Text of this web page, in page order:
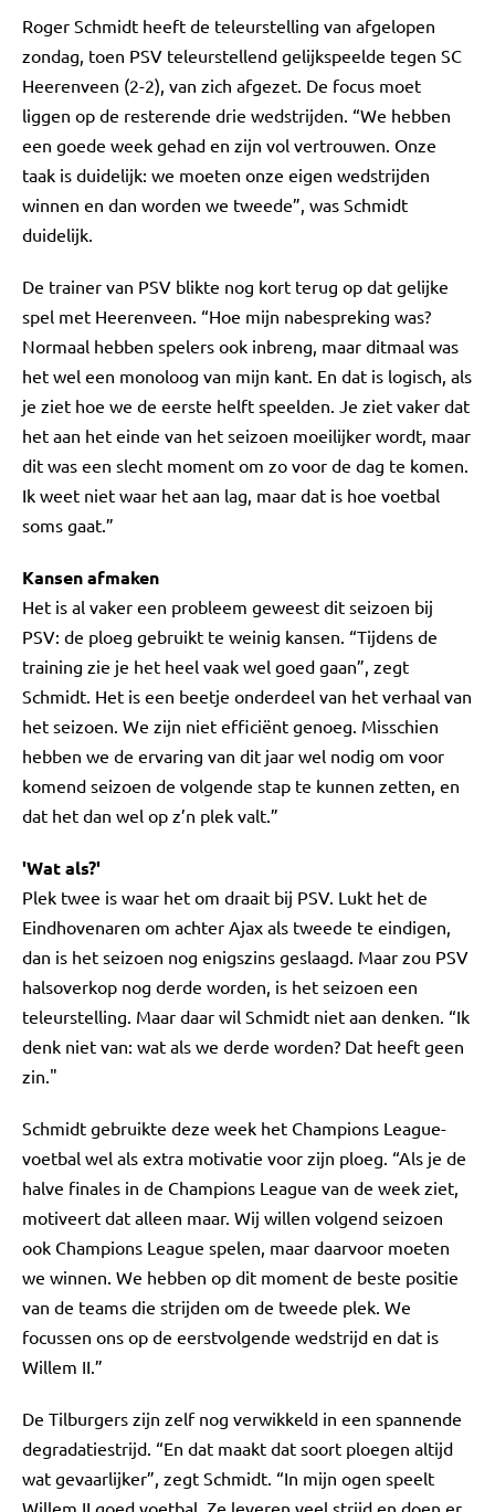
Roger Schmidt heeft de teleurstelling van afgelopen
zondag, toen PSV teleurstellend gelijkspeelde tegen SC
Heerenveen (2-2), van zich afgezet. De focus moet
liggen op de resterende drie wedstrijden. “We hebben
een goede week gehad en zijn vol vertrouwen. Onze
taak is duidelijk: we moeten onze eigen wedstrijden
winnen en dan worden we tweede”, was Schmidt
duidelijk.
De trainer van PSV blikte nog kort terug op dat gelijke
spel met Heerenveen. “Hoe mijn nabespreking was?
Normaal hebben spelers ook inbreng, maar ditmaal was
het wel een monoloog van mijn kant. En dat is logisch, als
je ziet hoe we de eerste helft speelden. Je ziet vaker dat
het aan het einde van het seizoen moeilijker wordt, maar
dit was een slecht moment om zo voor de dag te komen.
Ik weet niet waar het aan lag, maar dat is hoe voetbal
soms gaat.”
Kansen afmaken
Het is al vaker een probleem geweest dit seizoen bij
PSV: de ploeg gebruikt te weinig kansen. “Tijdens de
training zie je het heel vaak wel goed gaan”, zegt
Schmidt. Het is een beetje onderdeel van het verhaal van
het seizoen. We zijn niet efficiënt genoeg. Misschien
hebben we de ervaring van dit jaar wel nodig om voor
komend seizoen de volgende stap te kunnen zetten, en
dat het dan wel op z’n plek valt.”
'Wat als?'
Plek twee is waar het om draait bij PSV. Lukt het de
Eindhovenaren om achter Ajax als tweede te eindigen,
dan is het seizoen nog enigszins geslaagd. Maar zou PSV
halsoverkop nog derde worden, is het seizoen een
teleurstelling. Maar daar wil Schmidt niet aan denken. “Ik
denk niet van: wat als we derde worden? Dat heeft geen
zin."
Schmidt gebruikte deze week het Champions League-
voetbal wel als extra motivatie voor zijn ploeg. “Als je de
halve finales in de Champions League van de week ziet,
motiveert dat alleen maar. Wij willen volgend seizoen
ook Champions League spelen, maar daarvoor moeten
we winnen. We hebben op dit moment de beste positie
van de teams die strijden om de tweede plek. We
focussen ons op de eerstvolgende wedstrijd en dat is
Willem II.”
De Tilburgers zijn zelf nog verwikkeld in een spannende
degradatiestrijd. “En dat maakt dat soort ploegen altijd
wat gevaarlijker”, zegt Schmidt. “In mijn ogen speelt
Willem II goed voetbal. Ze leveren veel strijd en doen er